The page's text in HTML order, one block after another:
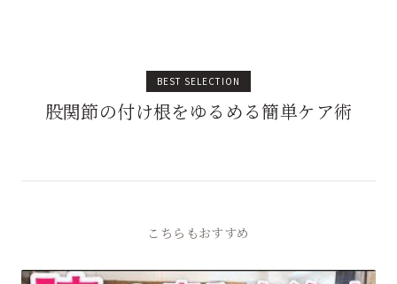
BEST SELECTION
股関節の付け根をゆるめる簡単ケア術
こちらもおすすめ